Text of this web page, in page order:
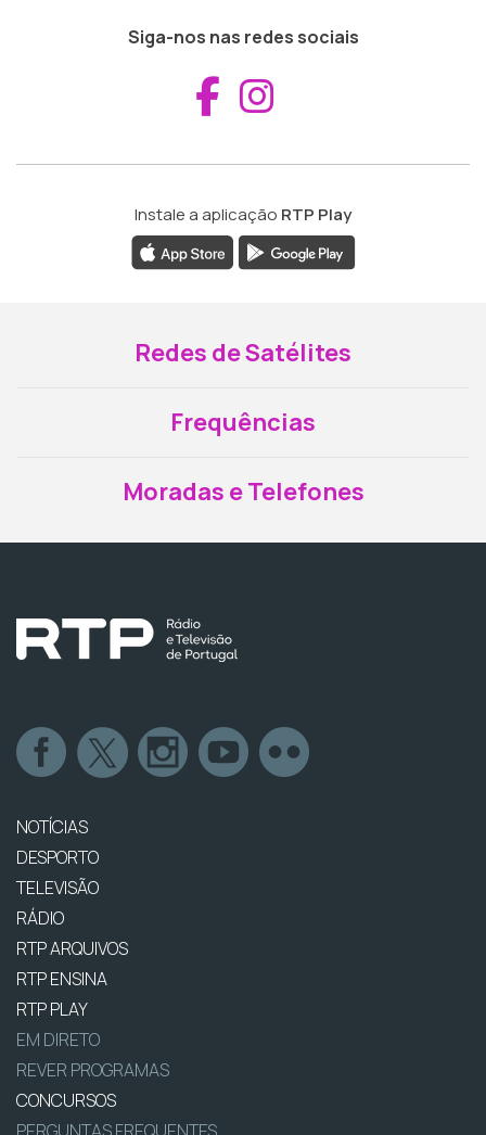
Siga-nos nas redes sociais
Aceder ao
Instale a aplicação RTP Play
Redes de Satélites
Frequências
Moradas e Telefones
NOTÍCIAS
DESPORTO
TELEVISÃO
RÁDIO
RTP ARQUIVOS
RTP ENSINA
RTP PLAY
EM DIRETO
REVER PROGRAMAS
CONCURSOS